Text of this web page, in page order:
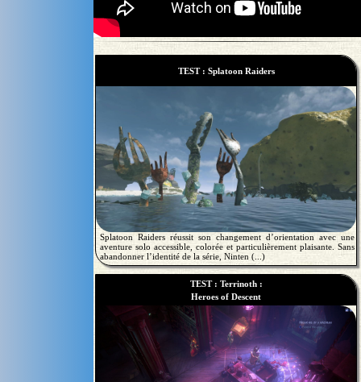
TEST : Splatoon Raiders
Splatoon Raiders réussit son changement d’orientation avec une
aventure solo accessible, colorée et particulièrement plaisante. Sans
abandonner l’identité de la série, Ninten (...)
TEST : Terrinoth :
Heroes of Descent